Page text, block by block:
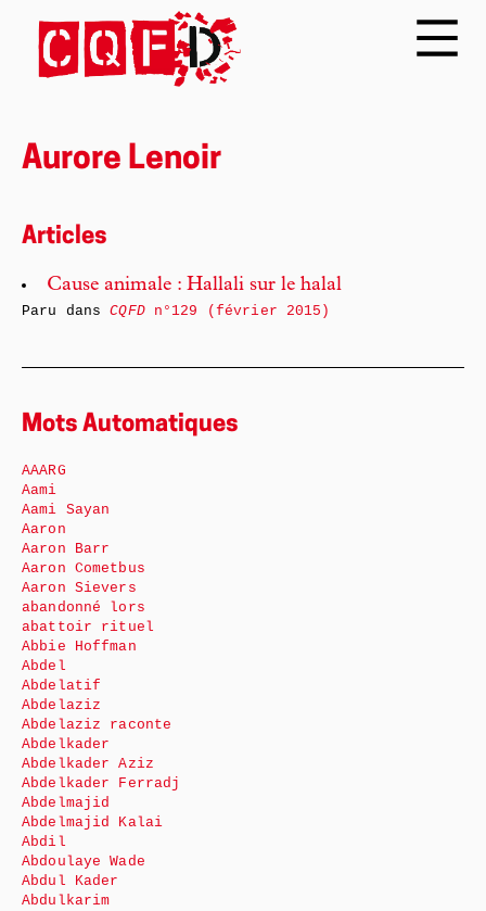
Aurore Lenoir
Articles
Cause animale : Hallali sur le halal
Paru dansCQFDn°129 (février 2015)
Mots Automatiques
AAARG
Aami
Aami Sayan
Aaron
Aaron Barr
Aaron Cometbus
Aaron Sievers
abandonné lors
abattoir rituel
Abbie Hoffman
Abdel
Abdelatif
Abdelaziz
Abdelaziz raconte
Abdelkader
Abdelkader Aziz
Abdelkader Ferradj
Abdelmajid
Abdelmajid Kalai
Abdil
Abdoulaye Wade
Abdul Kader
Abdulkarim